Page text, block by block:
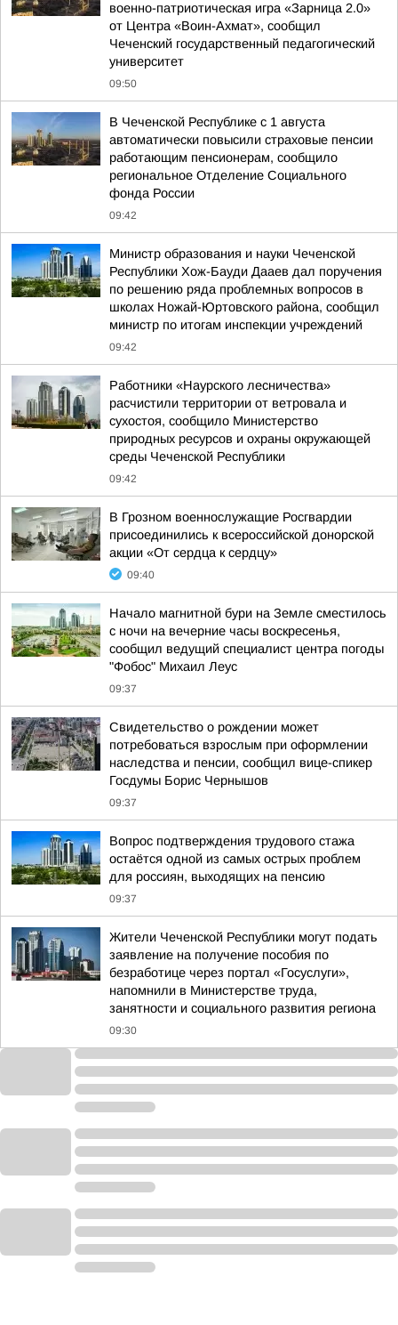
военно-патриотическая игра «Зарница 2.0»
от Центра «Воин-Ахмат», сообщил
Чеченский государственный педагогический
университет
09:50
В Чеченской Республике с 1 августа
автоматически повысили страховые пенсии
работающим пенсионерам, сообщило
региональное Отделение Социального
фонда России
09:42
Министр образования и науки Чеченской
Республики Хож-Бауди Дааев дал поручения
по решению ряда проблемных вопросов в
школах Ножай-Юртовского района, сообщил
министр по итогам инспекции учреждений
09:42
Работники «Наурского лесничества»
расчистили территории от ветровала и
сухостоя, сообщило Министерство
природных ресурсов и охраны окружающей
среды Чеченской Республики
09:42
В Грозном военнослужащие Росгвардии
присоединились к всероссийской донорской
акции «От сердца к сердцу»
09:40
Начало магнитной бури на Земле сместилось
с ночи на вечерние часы воскресенья,
сообщил ведущий специалист центра погоды
"Фобос" Михаил Леус
09:37
Свидетельство о рождении может
потребоваться взрослым при оформлении
наследства и пенсии, сообщил вице-спикер
Госдумы Борис Чернышов
09:37
Вопрос подтверждения трудового стажа
остаётся одной из самых острых проблем
для россиян, выходящих на пенсию
09:37
Жители Чеченской Республики могут подать
заявление на получение пособия по
безработице через портал «Госуслуги»,
напомнили в Министерстве труда,
занятности и социального развития региона
09:30